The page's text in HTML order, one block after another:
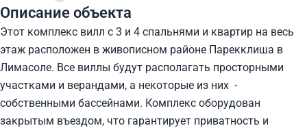
Описание объекта
Этот комплекс вилл с 3 и 4 спальнями и квартир на весь
этаж расположен в живописном районе Парекклиша в
Лимасоле. Все виллы будут располагать просторными
участками и верандами, а некоторые из них -
собственными бассейнами. Комплекс оборудован
закрытым въездом, что гарантирует приватность и